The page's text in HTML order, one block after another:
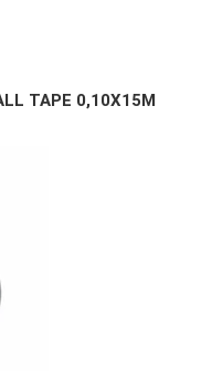
TAPE 0,10X15M